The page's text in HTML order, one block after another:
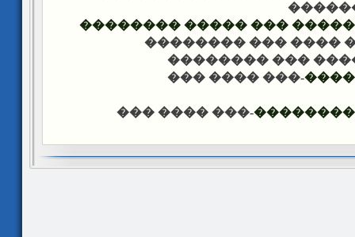
���
���� ����� �������� ���
-��� ���� ���
-��� ���� ���
-��� ���� ���
������
-��� ���� ���